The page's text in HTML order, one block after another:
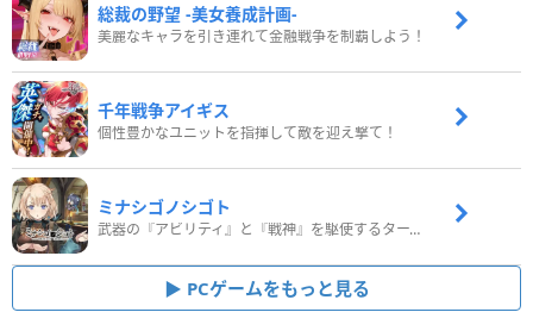
総裁の野望 -美女養成計画-
美麗なキャラを引き連れて金融戦争を制覇しよう！
千年戦争アイギス
個性豊かなユニットを指揮して敵を迎え撃て！
ミナシゴノシゴト
武器の『アビリティ』と『戦神』を駆使するターン制コマンドバトルRPG！
PCゲームをもっと見る